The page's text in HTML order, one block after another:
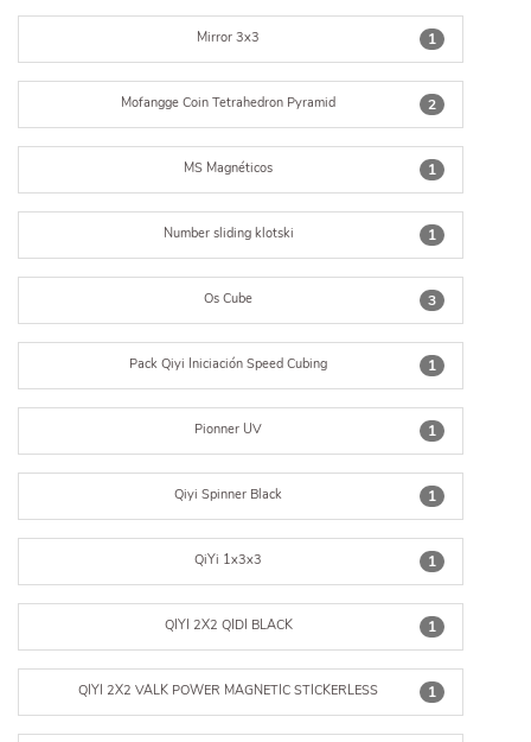
1
Mirror 3x3
2
Mofangge Coin Tetrahedron Pyramid
1
MS Magnéticos
1
Number sliding klotski
3
Os Cube
1
Pack Qiyi Iniciación Speed Cubing
1
Pionner UV
1
Qiyi Spinner Black
1
QiYi 1x3x3
1
QIYI 2X2 QIDI BLACK
1
QIYI 2X2 VALK POWER MAGNETIC STICKERLESS